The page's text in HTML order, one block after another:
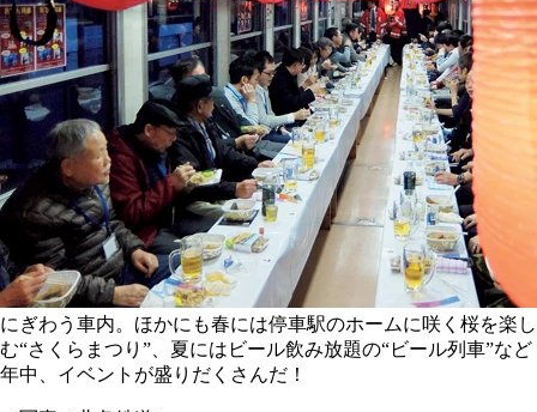
にぎわう車内。ほかにも春には停車駅のホームに咲く桜を楽し
む“さくらまつり”、夏にはビール飲み放題の“ビール列車”など
年中、イベントが盛りだくさんだ！